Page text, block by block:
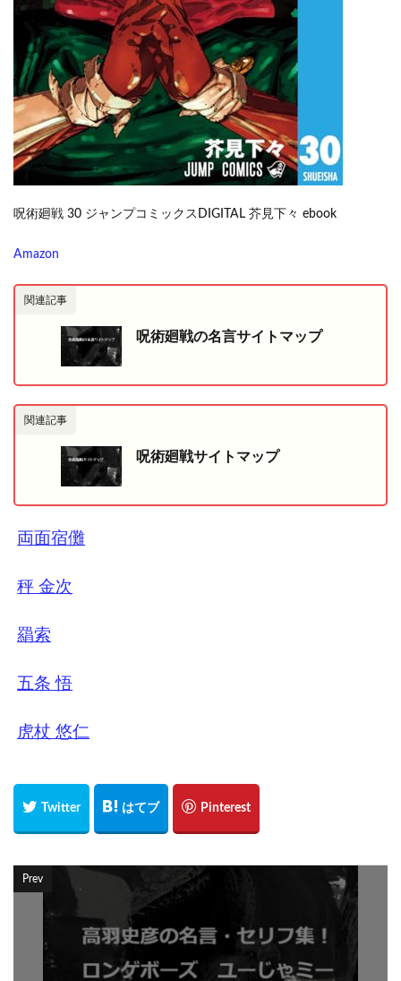
呪術廻戦 30 ジャンプコミックスDIGITAL 芥見下々 ebook
Amazon
関連記事
呪術廻戦の名言サイトマップ
関連記事
呪術廻戦サイトマップ
両面宿儺
秤 金次
羂索
五条 悟
虎杖 悠仁
Prev